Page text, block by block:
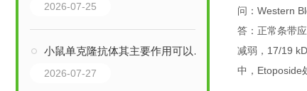
2026-07-25
小鼠单克隆抗体其主要作用可以归纳为以下三大核心领域
2026-07-27
问：Western
答：正常条带
减弱，17/19
中，Etoposide